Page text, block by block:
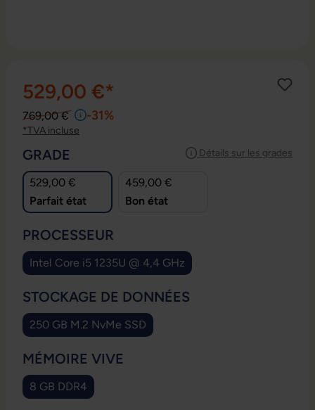
529,00 €*
769,00 € -31%
*TVA incluse
Détails sur les grades
SÉLECTIONNEZ
GRADE
529,00 €
Parfait état
459,00 €
Bon état
SÉLECTIONNEZ
PROCESSEUR
Intel Core i5 1235U @ 4,4 GHz
SÉLECTIONNEZ
STOCKAGE DE DONNÉES
250 GB M.2 NvMe SSD
SÉLECTIONNEZ
MÉMOIRE VIVE
8 GB DDR4